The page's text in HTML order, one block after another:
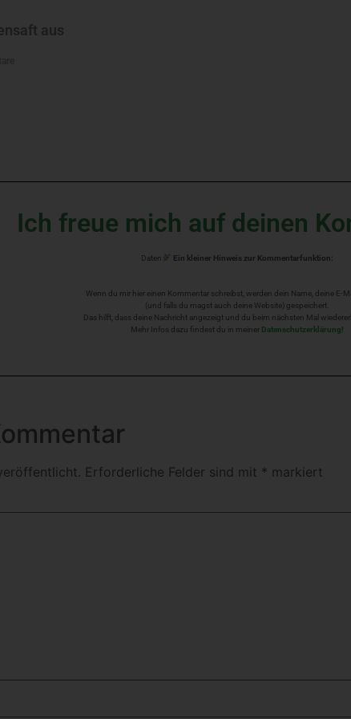
aus
Ich freue mich auf deinen
Daten Ein kleiner Hinweis zur Kommentarfunktion:
Wenn du mir hier einen Kommentar schreibst, werden dein Name, deine E-
(und falls du magst auch deine Website) gespeichert.
Das hilft, dass deine Nachricht angezeigt und du beim nächsten Mal
Mehr Infos dazu findest du in meiner Datenschutzerklärung!
Erforderliche Felder sind mit * markiert